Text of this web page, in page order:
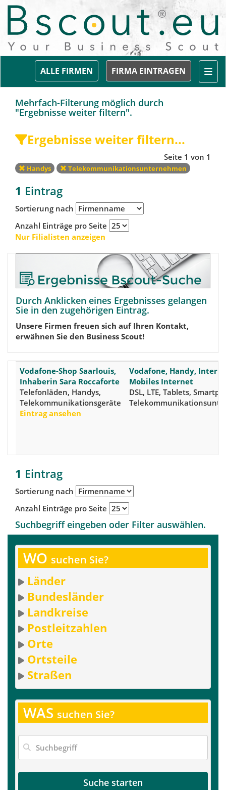
FIRMA EINTRAGEN
ALLE FIRMEN
Mehrfach-Filterung möglich durch
"Ergebnisse weiter filtern".
Ergebnisse weiter filtern...
Seite 1 von 1
Handys Telekommunikationsunternehmen
1 Eintrag
Sortierung nach
Anzahl Einträge pro Seite
Nur Filialisten anzeigen
Durch Anklicken eines Ergebnisses gelangen
Sie in den zugehörigen Eintrag.
Unsere Firmen freuen sich auf Ihren Kontakt,
erwähnen Sie den Business Scout!
Vodafone-Shop Saarlouis,
Inhaberin Sara Roccaforte
Telefonläden, Handys,
Telekommunikationsgeräte
Eintrag ansehen
Vodafone, Handy,
Mobiles Internet
DSL, LTE, Tablets,
1 Eintrag
Sortierung nach
Anzahl Einträge pro Seite
Suchbegriff eingeben oder Filter auswählen.
WO suchen Sie?
Länder
Bundesländer
Landkreise
Postleitzahlen
Orte
Ortsteile
Straßen
WAS suchen Sie?
Suche starten